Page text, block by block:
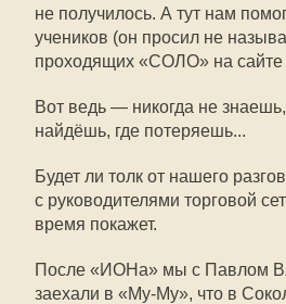
не получилось. А тут нам
учеников (он просил не
проходящих «СОЛО» на сайте
Вот ведь — никогда не знаешь,
найдёшь, где потеряешь...
Будет ли толк от нашего
с руководителями торговой
время покажет.
После «ИОНа» мы с Павлом
заехали в «Му-Му», что в